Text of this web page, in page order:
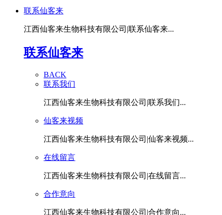
联系仙客来
江西仙客来生物科技有限公司|联系仙客来...
联系仙客来
BACK
联系我们
江西仙客来生物科技有限公司|联系我们...
仙客来视频
江西仙客来生物科技有限公司|仙客来视频...
在线留言
江西仙客来生物科技有限公司|在线留言...
合作意向
江西仙客来生物科技有限公司|合作意向...